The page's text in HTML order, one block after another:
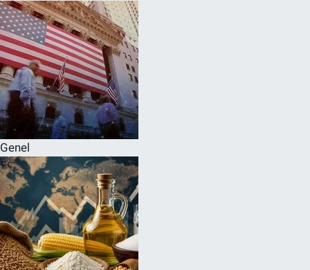
Genel